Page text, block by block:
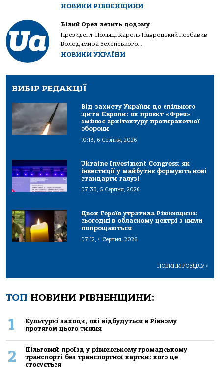
НОВИНИ РІВНЕНЩИНИ
Білий Орел летить додому
Президент Польщі Кароль Навроцький позбавив
Володимира Зеленського...
НОВИНИ УКРАЇНИ
ВИБІР РЕДАКЦІЇ
Від захисту України до спільного
щита Європи: як проєкт «Фрея»
змінює архітектуру протиракетної
оборони
10:13, 6 Серпня, 2026
Ukraine Investment Congress: як
інвестиції у майбутнє формують нові
стандарти галузі
07:33, 5 Серпня, 2026
Двох Героїв утратила Рівненщина:
сьогодні в обласному центрі з ними
попрощаються
07:12, 4 Серпня, 2026
НОВИНИ РОЗДІЛУ>
ТОП НОВИНИ РІВНЕНЩИНИ:
1
Культурні заходи, які відбудуться в Рівному
протягом цього тижня
2
Пільговий проїзд у рівненському громадському
транспорті без транспортної картки: кого це
стосується